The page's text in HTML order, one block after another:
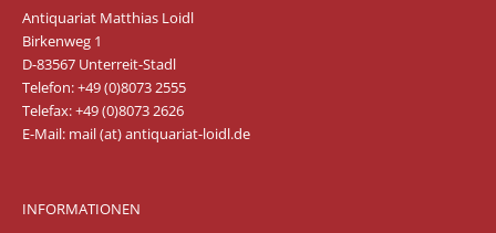
Antiquariat Matthias Loidl
Birkenweg 1
D-83567 Unterreit-Stadl
Telefon: +49 (0)8073 2555
Telefax: +49 (0)8073 2626
E-Mail: mail (at) antiquariat-loidl.de
INFORMATIONEN